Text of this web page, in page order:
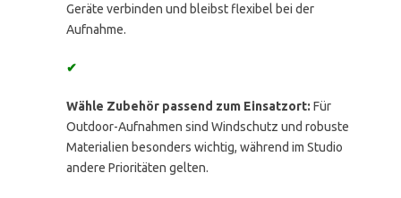
Geräte verbinden und bleibst flexibel bei der
Aufnahme.
✔
Wähle Zubehör passend zum Einsatzort: Für
Outdoor-Aufnahmen sind Windschutz und robuste
Materialien besonders wichtig, während im Studio
andere Prioritäten gelten.